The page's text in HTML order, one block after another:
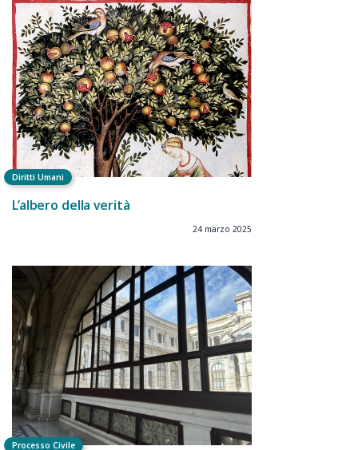
Diritti Umani
L’albero della verità
24 marzo 2025
Processo Civile